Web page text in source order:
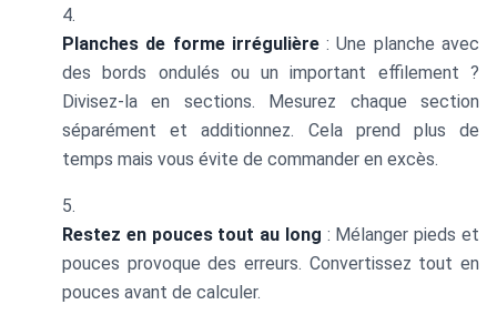
Planches de forme irrégulière: Une planche avec
des bords ondulés ou un important effilement ?
Divisez-la en sections. Mesurez chaque section
séparément et additionnez. Cela prend plus de
temps mais vous évite de commander en excès.
Restez en pouces tout au long : Mélanger pieds et
pouces provoque des erreurs. Convertissez tout en
pouces avant de calculer.